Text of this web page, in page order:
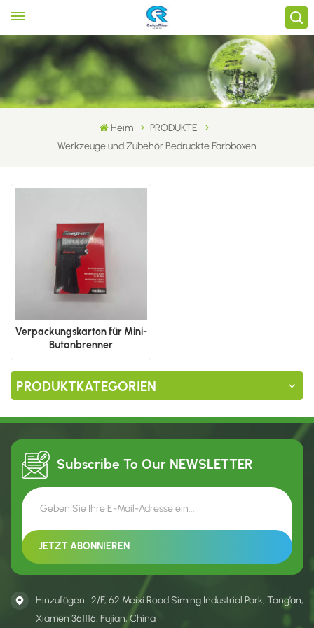
Heim
PRODUKTE
Werkzeuge und Zubehör Bedruckte Farbboxen
Verpackungskarton für Mini-
Butanbrenner
PRODUKTKATEGORIEN
Subscribe To Our NEWSLETTER
Hinzufügen : 2/F, 62 Meixi Road Siming Industrial Park, Tong’an,
Xiamen 361116, Fujian, China